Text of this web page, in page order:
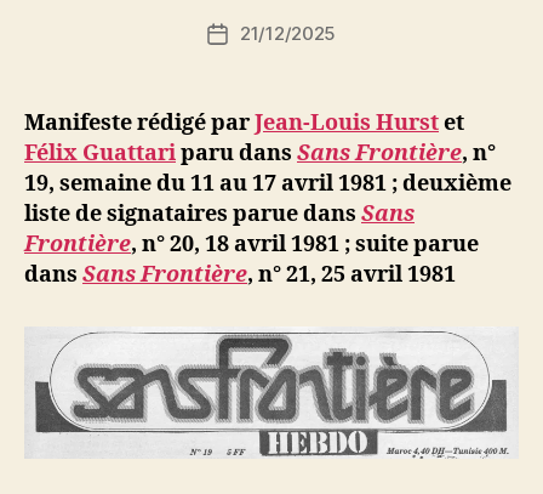
Auteur
de
N
ji
b
Date21/12/2025
Manifeste rédigé parJean-Louis Hurstet
Félix Guattariparu dans Sans Frontière, n°
19, semaine du 11 au 17 avril 1981 ; deuxième
liste de signataires parue dans Sans
Frontière, n° 20, 18 avril 1981 ; suite parue
dans Sans Frontière, n° 21, 25 avril 1981